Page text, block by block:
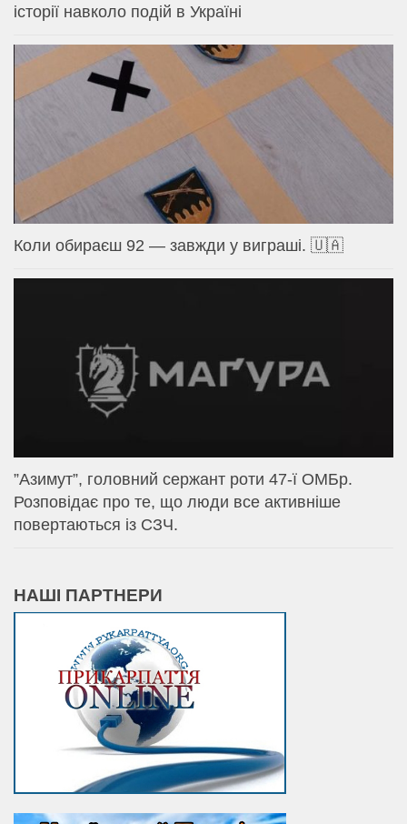
історії навколо подій в Україні
Коли обираєш 92 — завжди у виграші. 🇺🇦
⁨”Азимут”, головний сержант роти 47-ї ОМБр.
Розповідає про те, що люди все активніше
повертаються із СЗЧ.
НАШІ ПАРТНЕРИ